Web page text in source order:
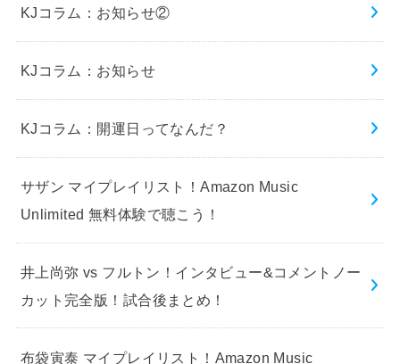
KJコラム：お知らせ②
KJコラム：お知らせ
KJコラム：開運日ってなんだ？
サザン マイプレイリスト！Amazon Music
Unlimited 無料体験で聴こう！
井上尚弥 vs フルトン！インタビュー&コメントノー
カット完全版！試合後まとめ！
布袋寅泰 マイプレイリスト！Amazon Music